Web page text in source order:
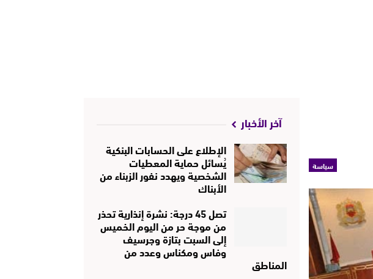
سياسة
آخر الأخبار
الإطلاع على الحسابات البنكية
يُسائل حماية المعطيات
الشخصية ويهدد نفور الزبناء من
الأبناك
تصل 45 درجة: نشرة إنذارية تحذر
من موجة حر من اليوم الخميس
إلى السبت بتازة وجرسيف
وفاس ومكناس وعدد من
المناطق